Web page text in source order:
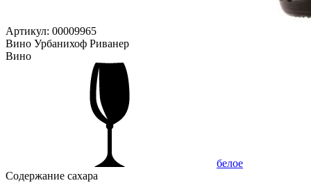
Артикул: 00009965
Вино Урбанихоф Риванер
Вино
белое
Содержание сахара